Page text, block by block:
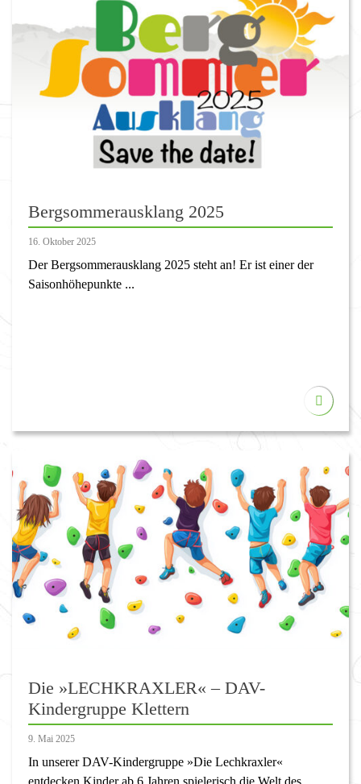
Bergsommerausklang 2025
16. Oktober 2025
Der Bergsommerausklang 2025 steht an! Er ist einer der
Saisonhöhepunkte ...
Die »LECHKRAXLER« – DAV-
Kindergruppe Klettern
9. Mai 2025
In unserer DAV-Kindergruppe »Die Lechkraxler«
entdecken Kinder ab 6 Jahren spielerisch die Welt des